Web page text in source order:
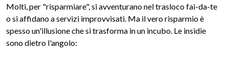
Molti, per "risparmiare", si avventurano nel trasloco fai-da-te
o si affidano a servizi improvvisati. Ma il vero risparmio è
spesso un'illusione che si trasforma in un incubo. Le insidie
sono dietro l'angolo: